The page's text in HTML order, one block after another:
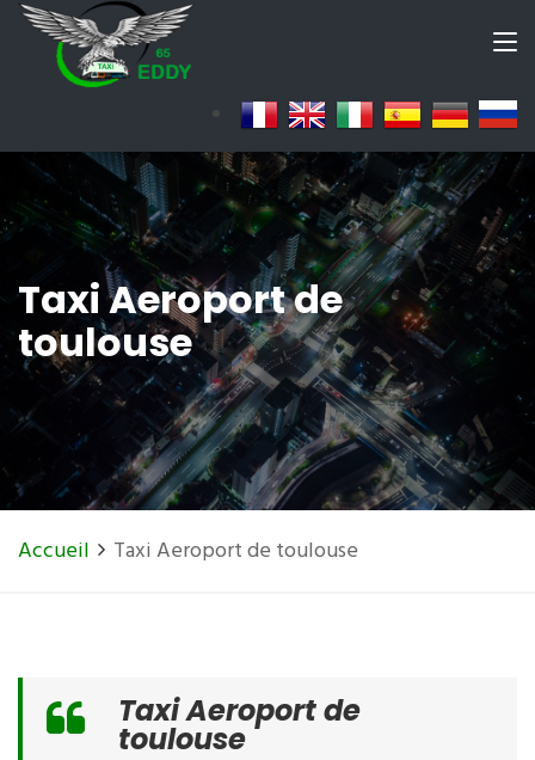
Taxi Aeroport de
toulouse
Accueil Taxi Aeroport de toulouse
Taxi Aeroport de
toulouse